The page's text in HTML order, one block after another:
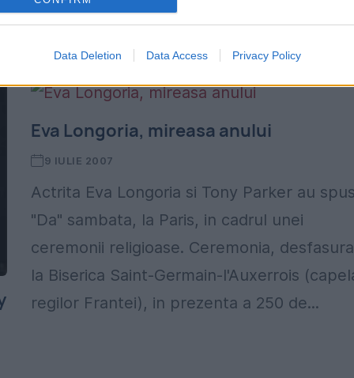
Data Deletion Data Access Privacy Policy
Eva Longoria, mireasa anului
9 IULIE 2007
Actrita Eva Longoria si Tony Parker au
"Da" sambata, la Paris, in cadrul unei
ceremonii religioase. Ceremonia,
la Biserica Saint-Germain-l'Auxerrois
regilor Frantei), in prezenta a 250 de...